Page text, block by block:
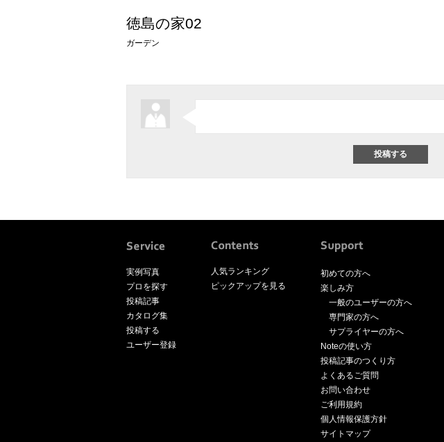
徳島の家02
ガーデン
実例写真
プロを探す
投稿記事
カタログ集
投稿する
ユーザー登録
人気ランキング
ピックアップを見る
初めての方へ
楽しみ方
一般のユーザーの方へ
専門家の方へ
サプライヤーの方へ
Noteの使い方
投稿記事のつくり方
よくあるご質問
お問い合わせ
ご利用規約
個人情報保護方針
サイトマップ